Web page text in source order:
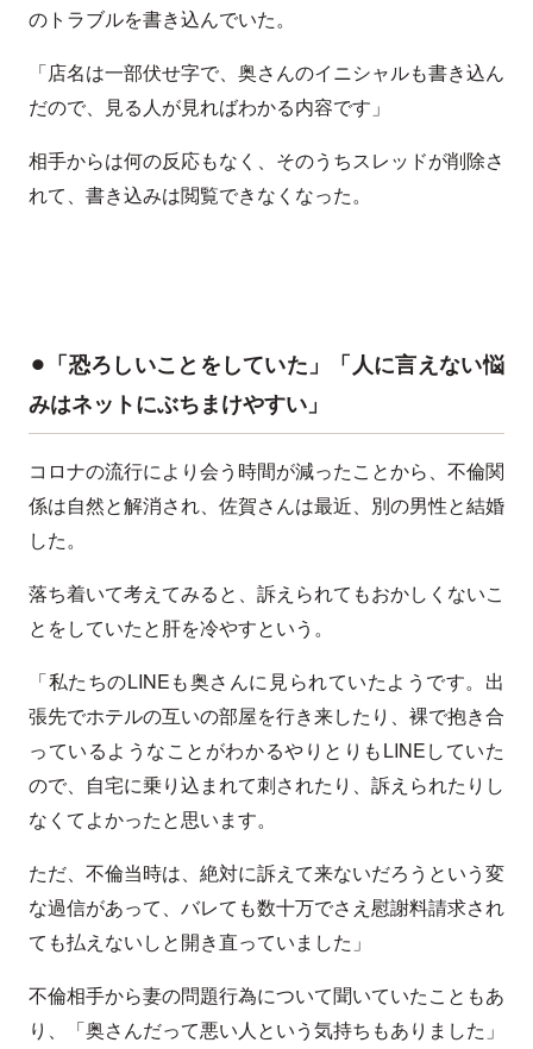
のトラブルを書き込んでいた。
「店名は一部伏せ字で、奥さんのイニシャルも書き込ん
だので、見る人が見ればわかる内容です」
相手からは何の反応もなく、そのうちスレッドが削除さ
れて、書き込みは閲覧できなくなった。
⚫︎「恐ろしいことをしていた」「人に言えない悩
みはネットにぶちまけやすい」
コロナの流行により会う時間が減ったことから、不倫関
係は自然と解消され、佐賀さんは最近、別の男性と結婚
した。
落ち着いて考えてみると、訴えられてもおかしくないこ
とをしていたと肝を冷やすという。
「私たちのLINEも奥さんに見られていたようです。出
張先でホテルの互いの部屋を行き来したり、裸で抱き合
っているようなことがわかるやりとりもLINEしていた
ので、自宅に乗り込まれて刺されたり、訴えられたりし
なくてよかったと思います。
ただ、不倫当時は、絶対に訴えて来ないだろうという変
な過信があって、バレても数十万でさえ慰謝料請求され
ても払えないしと開き直っていました」
不倫相手から妻の問題行為について聞いていたこともあ
り、「奥さんだって悪い人という気持ちもありました」